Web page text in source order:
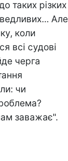
таких різких
Але
коли
всі судові
черга
чи
заважає".